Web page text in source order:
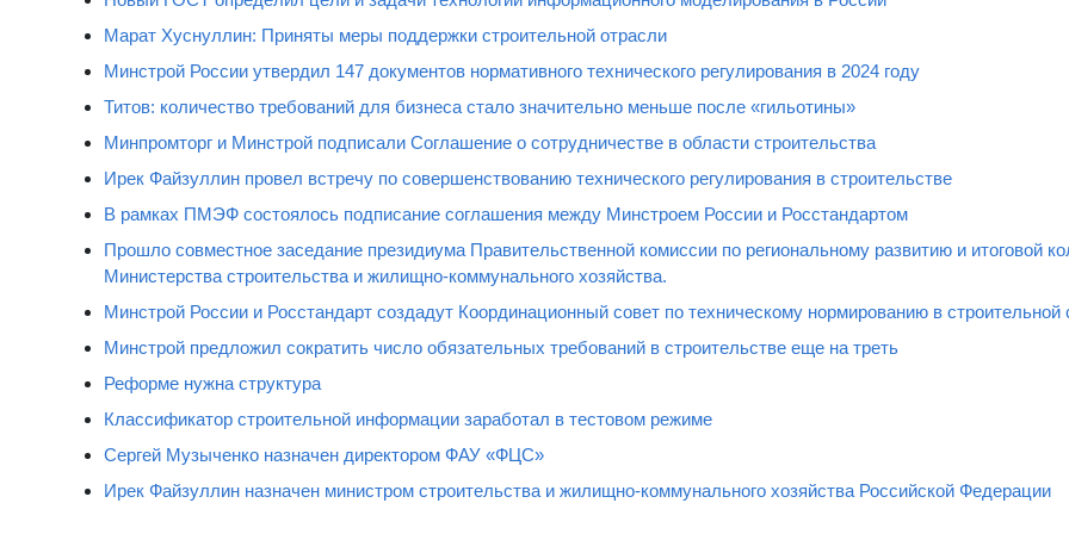
Марат Хуснуллин: Приняты меры поддержки строительной отрасли
Минстрой России утвердил 147 документов нормативного технического регулирования в 2024 году
Титов: количество требований для бизнеса стало значительно меньше после «гильотины»
Минпромторг и Минстрой подписали Соглашение о сотрудничестве в области строительства
Ирек Файзуллин провел встречу по совершенствованию технического регулирования в строительстве
В рамках ПМЭФ состоялось подписание соглашения между Минстроем России и Росстандартом
Прошло совместное заседание президиума Правительственной комиссии по региональному развитию и итоговой
Министерства строительства и жилищно-коммунального хозяйства.
Минстрой России и Росстандарт создадут Координационный совет по техническому нормированию в строительной
Минстрой предложил сократить число обязательных требований в строительстве еще на треть
Реформе нужна структура
Классификатор строительной информации заработал в тестовом режиме
Сергей Музыченко назначен директором ФАУ «ФЦС»
Ирек Файзуллин назначен министром строительства и жилищно-коммунального хозяйства Российской Федерации